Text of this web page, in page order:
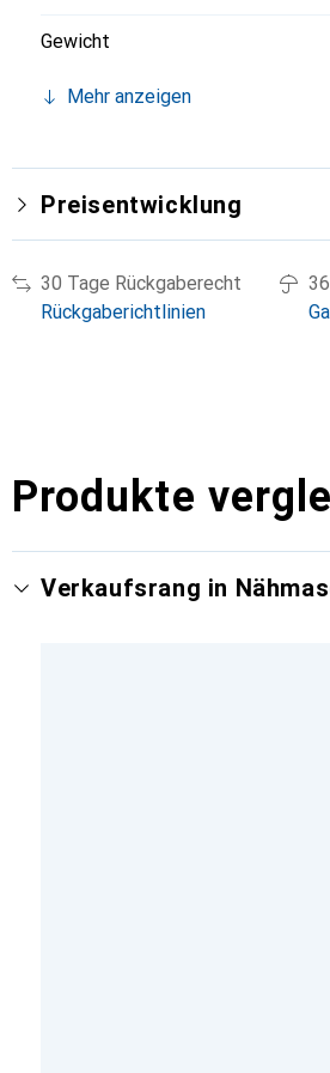
Gewicht
Mehr anzeigen
Preisentwicklung
30 Tage Rückgaberecht
Rückgaberichtlinien
Produkte
Verkaufsrang in